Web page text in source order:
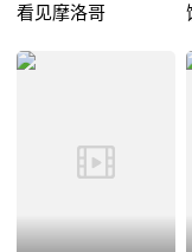
看见摩洛哥